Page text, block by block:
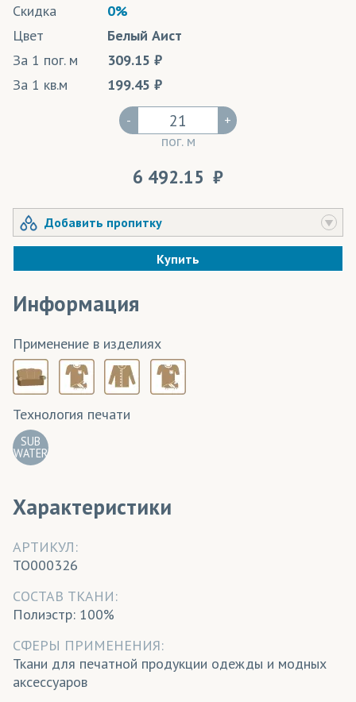
Скидка
0%
Цвет
Белый Аист
За 1 пог. м
309.15
За 1 кв.м
199.45
-
пог. м
+
6 492.15
Добавить пропитку
Купить
Информация
Применение в изделиях
Технология печати
SUB
WATER
Характеристики
АРТИКУЛ:
TO000326
CОСТАВ ТКАНИ:
Полиэстр: 100%
СФЕРЫ ПРИМЕНЕНИЯ:
Ткани для печатной продукции одежды и модных
аксессуаров